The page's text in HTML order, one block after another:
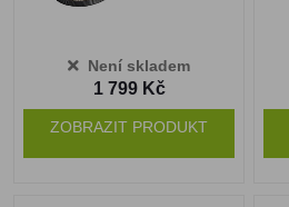
Není skladem
1 799 Kč
ZOBRAZIT PRODUKT